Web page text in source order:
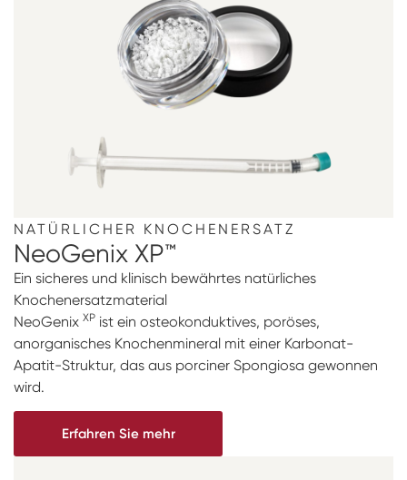
NATÜRLICHER KNOCHENERSATZ
NeoGenix XP™
Ein sicheres und klinisch bewährtes natürliches
Knochenersatzmaterial
NeoGenix XP ist ein osteokonduktives, poröses,
anorganisches Knochenmineral mit einer Karbonat-
Apatit-Struktur, das aus porciner Spongiosa gewonnen
wird.
Erfahren Sie mehr